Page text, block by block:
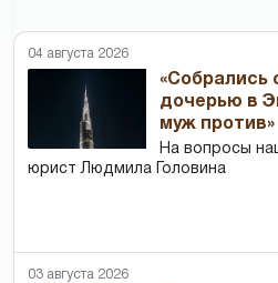
04 августа 2026
«Собрались
дочерью в
муж против»
На вопросы
юрист Людмила Головина
03 августа 2026